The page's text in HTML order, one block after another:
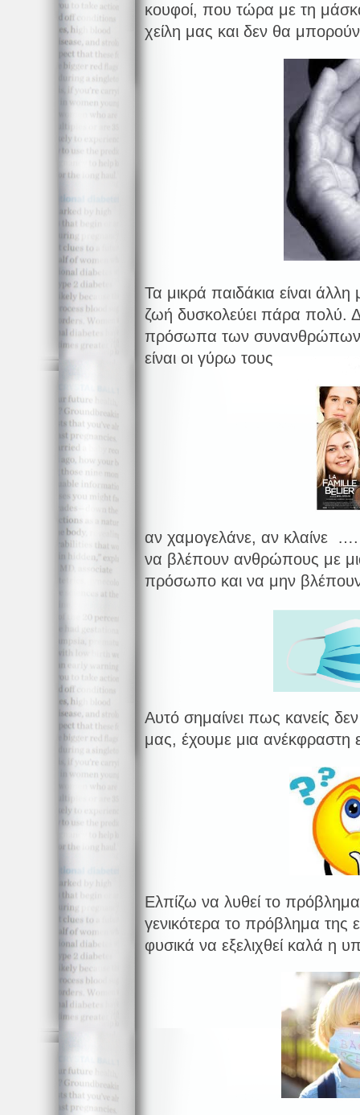
κουφοί, που τώρα με τη
χείλη μας και δεν θα
Τα μικρά παιδάκια είναι
ζωή δυσκολεύει πάρα πολύ.
πρόσωπα των συνανθρώπων
είναι οι γύρω τους
αν χαμογελάνε, αν κλαίνε
να βλέπουν ανθρώπους με
πρόσωπο και να μην
Αυτό σημαίνει πως κανείς
μας, έχουμε μια ανέκφραστη
Ελπίζω να λυθεί το
γενικότερα το πρόβλημα
φυσικά να εξελιχθεί καλά η